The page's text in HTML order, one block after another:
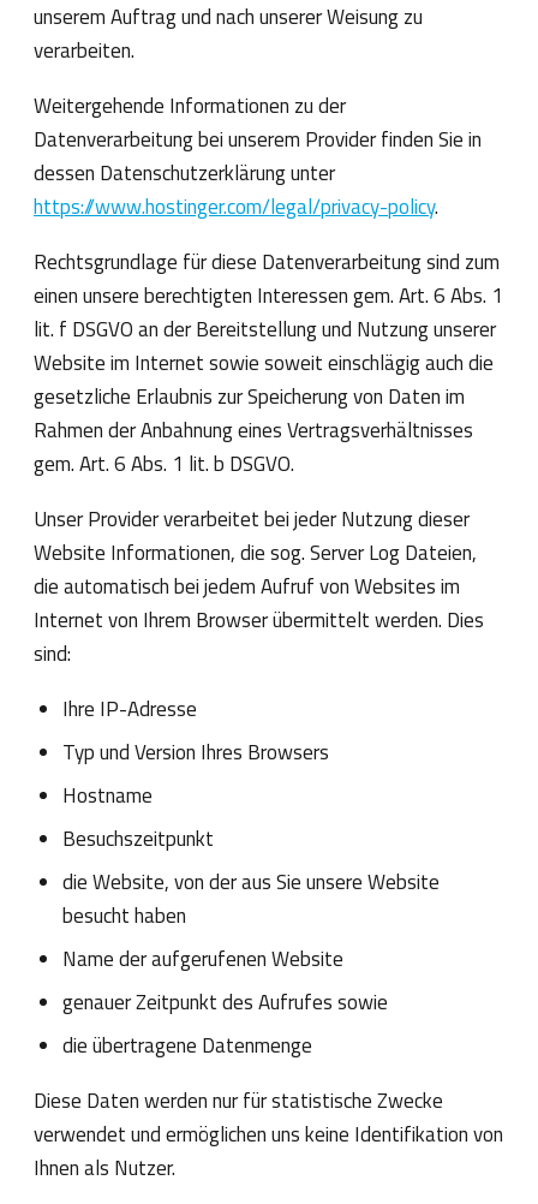
unserem Auftrag und nach unserer Weisung zu
verarbeiten.
Weitergehende Informationen zu der
Datenverarbeitung bei unserem Provider finden Sie in
dessen Datenschutzerklärung unter
https://www.hostinger.com/legal/privacy-policy.
Rechtsgrundlage für diese Datenverarbeitung sind zum
einen unsere berechtigten Interessen gem. Art. 6 Abs. 1
lit. f DSGVO an der Bereitstellung und Nutzung unserer
Website im Internet sowie soweit einschlägig auch die
gesetzliche Erlaubnis zur Speicherung von Daten im
Rahmen der Anbahnung eines Vertragsverhältnisses
gem. Art. 6 Abs. 1 lit. b DSGVO.
Unser Provider verarbeitet bei jeder Nutzung dieser
Website Informationen, die sog. Server Log Dateien,
die automatisch bei jedem Aufruf von Websites im
Internet von Ihrem Browser übermittelt werden. Dies
sind:
Ihre IP-Adresse
Typ und Version Ihres Browsers
Hostname
Besuchszeitpunkt
die Website, von der aus Sie unsere Website
besucht haben
Name der aufgerufenen Website
genauer Zeitpunkt des Aufrufes sowie
die übertragene Datenmenge
Diese Daten werden nur für statistische Zwecke
verwendet und ermöglichen uns keine Identifikation von
Ihnen als Nutzer.